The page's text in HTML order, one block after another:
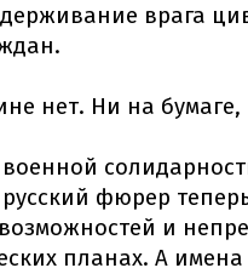
врага
нет. Ни на
военной
фюрер
и
планах. А имена